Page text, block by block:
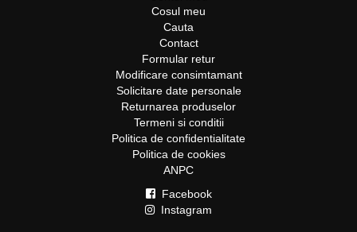
Cosul meu
Cauta
Contact
Formular retur
Modificare consimtamant
Solicitare date personale
Returnarea produselor
Termeni si conditii
Politica de confidentialitate
Politica de cookies
ANPC
Facebook
Instagram